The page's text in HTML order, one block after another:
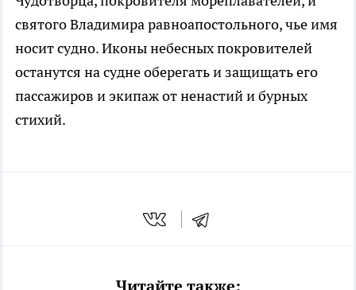
святого Владимира равноапостольного, чье имя
носит судно. Иконы небесных покровителей
останутся на судне оберегать и защищать его
пассажиров и экипаж от ненастий и бурных
стихий.
Читайте также: